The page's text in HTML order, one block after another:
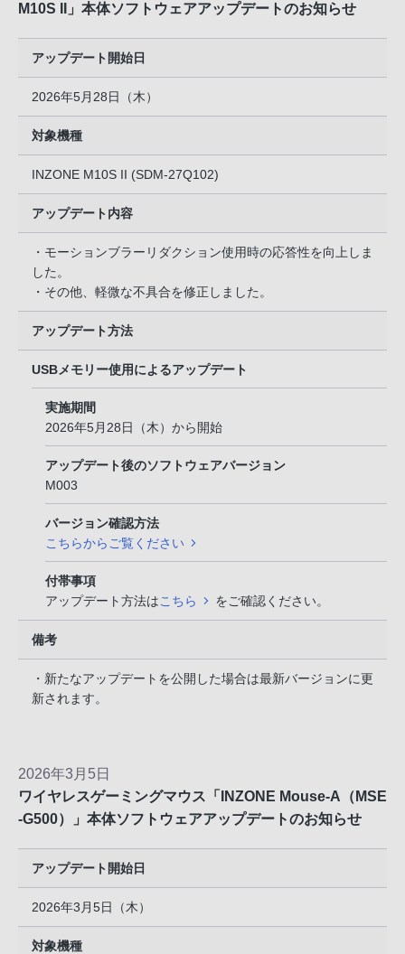
M10S II」本体ソフトウェアアップデートのお知らせ
アップデート開始日
2026年5月28日（木）
対象機種
INZONE M10S II (SDM-27Q102)
アップデート内容
・モーションブラーリダクション使用時の応答性を向上しま
した。
・その他、軽微な不具合を修正しました。
アップデート方法
USBメモリー使用によるアップデート
実施期間
2026年5月28日（木）から開始
アップデート後のソフトウェアバージョン
M003
バージョン確認方法
こちらからご覧ください
付帯事項
アップデート方法はこちら をご確認ください。
備考
・新たなアップデートを公開した場合は最新バージョンに更
新されます。
2026年3月5日
ワイヤレスゲーミングマウス「INZONE Mouse-A（MSE
-G500）」本体ソフトウェアアップデートのお知らせ
アップデート開始日
2026年3月5日（木）
対象機種